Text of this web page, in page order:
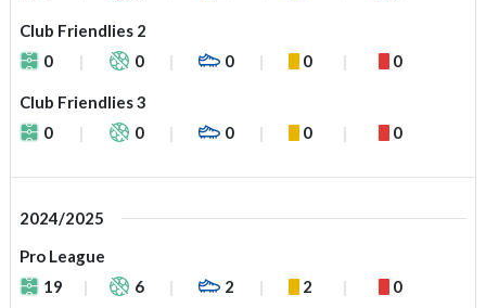
Club Friendlies 2
0
0 0 0 0
Club Friendlies 3
0
0 0 0 0
2024/2025
Pro League
19
6 2 2 0